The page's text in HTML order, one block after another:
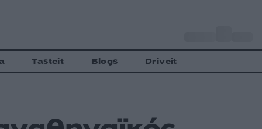
Tasteit Blogs Driveit